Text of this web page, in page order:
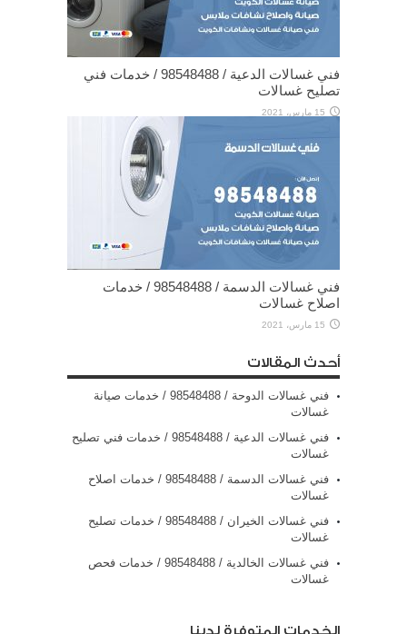
فني غسالات الدعية / 98548488 / خدمات فني
تصليح غسالات
15 مارس، 2021
فني غسالات الدسمة / 98548488 / خدمات
اصلاح غسالات
15 مارس، 2021
أحدث المقالات
فني غسالات الدوحة / 98548488 / خدمات صيانة
غسالات
فني غسالات الدعية / 98548488 / خدمات فني تصليح
غسالات
فني غسالات الدسمة / 98548488 / خدمات اصلاح
غسالات
فني غسالات الخيران / 98548488 / خدمات تصليح
غسالات
فني غسالات الخالدية / 98548488 / خدمات فحص
غسالات
الخدمات المتوفرة لدينا